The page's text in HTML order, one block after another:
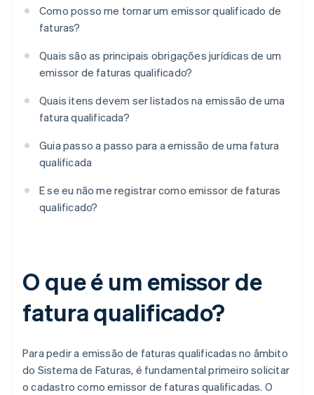
Como posso me tornar um emissor qualificado de
faturas?
Quais são as principais obrigações jurídicas de um
emissor de faturas qualificado?
Quais itens devem ser listados na emissão de uma
fatura qualificada?
Guia passo a passo para a emissão de uma fatura
qualificada
E se eu não me registrar como emissor de faturas
qualificado?
O que é um emissor de
fatura qualificado?
Para pedir a emissão de faturas qualificadas no âmbito
do Sistema de Faturas, é fundamental primeiro solicitar
o cadastro como emissor de faturas qualificadas. O